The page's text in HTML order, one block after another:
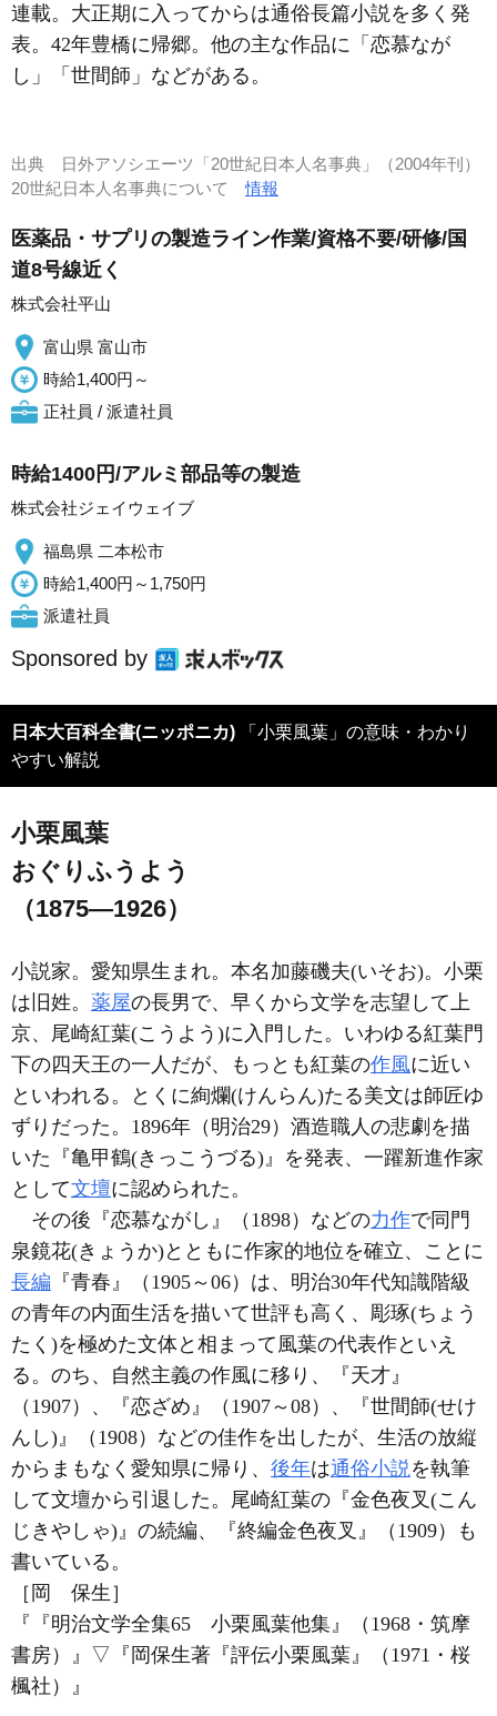
連載。大正期に入ってからは通俗長篇小説を多く発
表。42年豊橋に帰郷。他の主な作品に「恋慕なが
し」「世間師」などがある。
出典
日外アソシエーツ「20世紀日本人名事典」（2004年刊）
20世紀日本人名事典について情報
医薬品・サプリの製造ライン作業/資格不要/研修/国
道8号線近く
株式会社平山
富山県 富山市
時給1,400円～
正社員 / 派遣社員
時給1400円/アルミ部品等の製造
株式会社ジェイウェイブ
福島県 二本松市
時給1,400円～1,750円
派遣社員
Sponsored by
日本大百科全書(ニッポニカ)
やすい解説
小栗風葉
おぐりふうよう
（1875―1926）
小説家。愛知県生まれ。本名加藤磯夫(いそお)。小栗
は旧姓。 薬屋の長男で、早くから文学を志望して上
京、尾崎紅葉(こうよう)に入門した。いわゆる紅葉門
下の四天王の一人だが、もっとも紅葉の作風に近い
といわれる。とくに絢爛(けんらん)たる美文は師匠ゆ
ずりだった。1896年（明治29）酒造職人の悲劇を描
いた『亀甲鶴(きっこうづる)』を発表、一躍新進作家
として文壇に認められた。
その後『恋慕ながし』（1898）などの力作で同門
泉鏡花(きょうか)とともに作家的地位を確立、ことに
長編 『青春』（1905～06）は、明治30年代知識階級
の青年の内面生活を描いて世評も高く、彫琢(ちょう
たく)を極めた文体と相まって風葉の代表作といえ
る。のち、自然主義の作風に移り、『天才』
（1907）、『恋ざめ』（1907～08）、『世間師(せけ
んし)』（1908）などの佳作を出したが、生活の放縦
からまもなく愛知県に帰り、 後年は通俗小説を執筆
して文壇から引退した。尾崎紅葉の『金色夜叉(こん
じきやしゃ)』の続編、『終編金色夜叉』（1909）も
書いている。
［岡 保生］
『『明治文学全集65 小栗風葉他集』（1968・筑摩
書房）』 ▽ 『岡保生著『評伝小栗風葉』（1971・桜
楓社）』